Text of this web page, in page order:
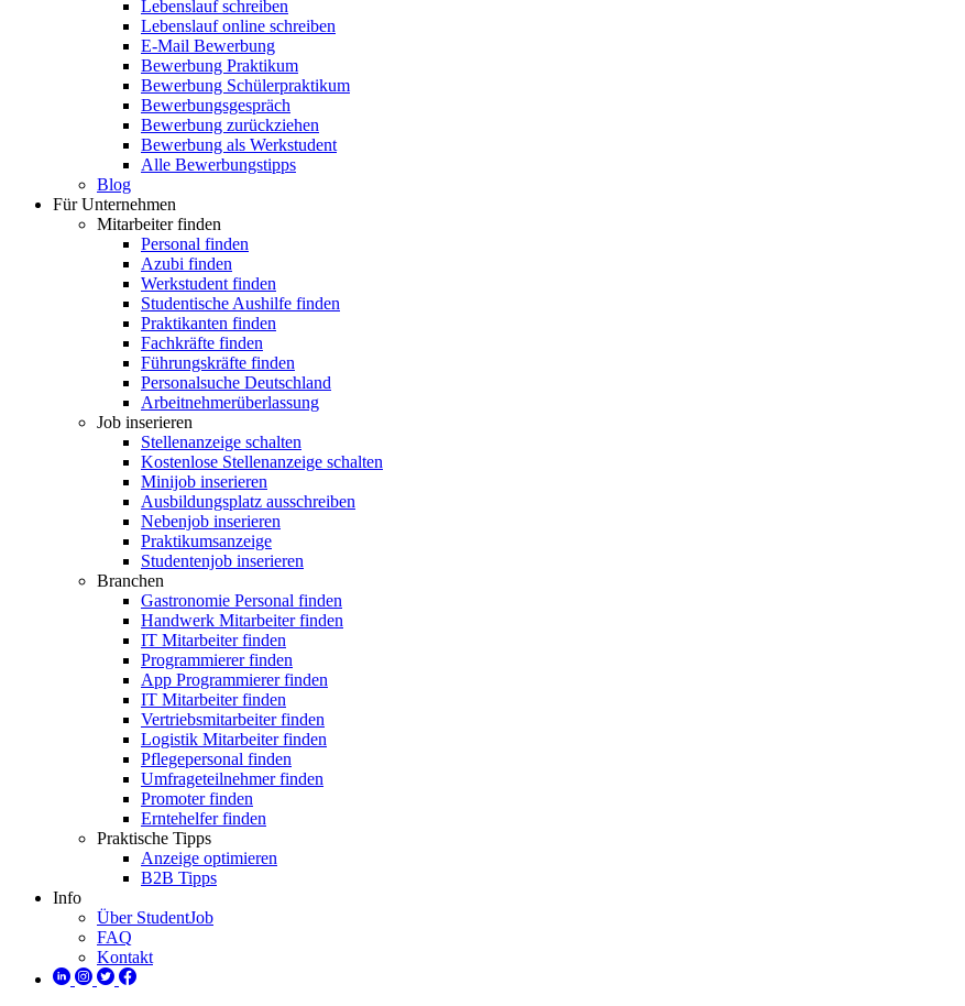
Lebenslauf schreiben
Lebenslauf online schreiben
E-Mail Bewerbung
Bewerbung Praktikum
Bewerbung Schülerpraktikum
Bewerbungsgespräch
Bewerbung zurückziehen
Bewerbung als Werkstudent
Alle Bewerbungstipps
Blog
Für Unternehmen
Mitarbeiter finden
Personal finden
Azubi finden
Werkstudent finden
Studentische Aushilfe finden
Praktikanten finden
Fachkräfte finden
Führungskräfte finden
Personalsuche Deutschland
Arbeitnehmerüberlassung
Job inserieren
Stellenanzeige schalten
Kostenlose Stellenanzeige schalten
Minijob inserieren
Ausbildungsplatz ausschreiben
Nebenjob inserieren
Praktikumsanzeige
Studentenjob inserieren
Branchen
Gastronomie Personal finden
Handwerk Mitarbeiter finden
IT Mitarbeiter finden
Programmierer finden
App Programmierer finden
IT Mitarbeiter finden
Vertriebsmitarbeiter finden
Logistik Mitarbeiter finden
Pflegepersonal finden
Umfrageteilnehmer finden
Promoter finden
Erntehelfer finden
Praktische Tipps
Anzeige optimieren
B2B Tipps
Info
Über StudentJob
FAQ
Kontakt